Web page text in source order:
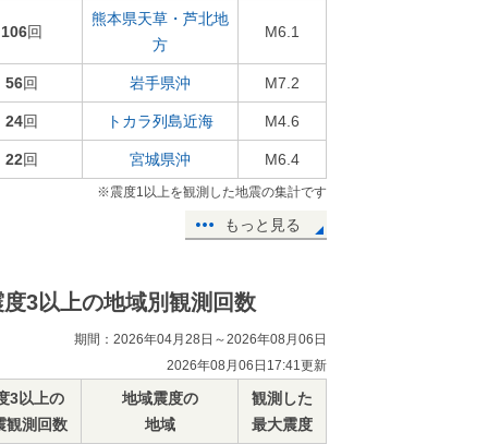
106回
熊本県天草・芦北地
方
M6.1
56回 岩手県沖 M7.2
24回 トカラ列島近海 M4.6
22回 宮城県沖 M6.4
※震度1以上を観測した地震の集計です
もっと見る
度3以上の地域別観測回数
期間：2026年04月28日～2026年08月06日
2026年08月06日17:41更新
3以上の
観測回数
地域震度の
地域
観測した
最大震度